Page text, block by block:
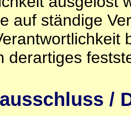
auf ständige
derartiges
/